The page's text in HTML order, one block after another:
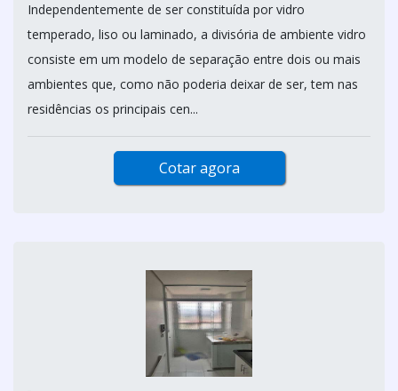
Independentemente de ser constituída por vidro
temperado, liso ou laminado, a divisória de ambiente vidro
consiste em um modelo de separação entre dois ou mais
ambientes que, como não poderia deixar de ser, tem nas
residências os principais cen...
Cotar agora